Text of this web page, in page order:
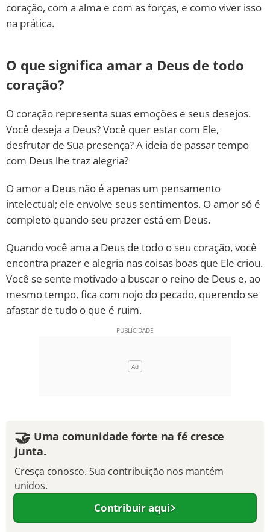
coração, com a alma e com as forças, e como viver isso
na prática.
O que significa amar a Deus de todo
coração?
O coração representa suas emoções e seus desejos.
Você deseja a Deus? Você quer estar com Ele,
desfrutar de Sua presença? A ideia de passar tempo
com Deus lhe traz alegria?
O amor a Deus não é apenas um pensamento
intelectual; ele envolve seus sentimentos. O amor só é
completo quando seu prazer está em Deus.
Quando você ama a Deus de todo o seu coração, você
encontra prazer e alegria nas coisas boas que Ele criou.
Você se sente motivado a buscar o reino de Deus e, ao
mesmo tempo, fica com nojo do pecado, querendo se
afastar de tudo o que é ruim.
🤝 Uma comunidade forte na fé cresce
junta.
Cresça conosco. Sua contribuição nos mantém
unidos.
Contribuir aqui